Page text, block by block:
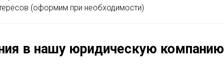
(оформим при необходимости)
в нашу юридическую компанию